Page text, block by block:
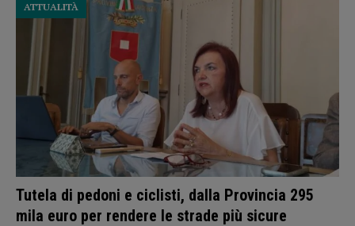
Tutela di pedoni e ciclisti, dalla Provincia 295
mila euro per rendere le strade più sicure
ATTUALITÀ